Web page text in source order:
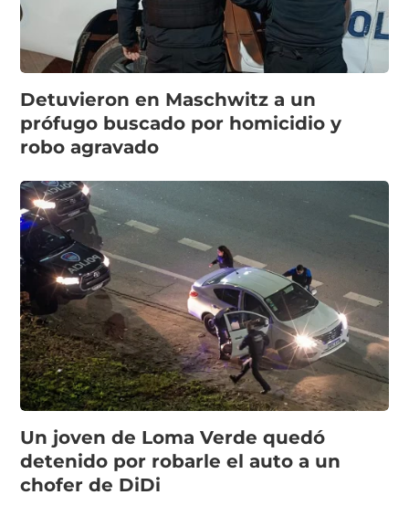
Detuvieron en Maschwitz a un
prófugo buscado por homicidio y
robo agravado
Un joven de Loma Verde quedó
detenido por robarle el auto a un
chofer de DiDi